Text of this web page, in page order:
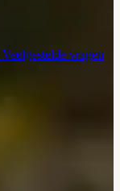
Veelgestelde vragen